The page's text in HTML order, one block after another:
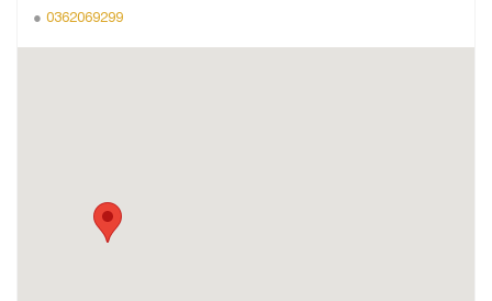
0362069299
Chỉ đường